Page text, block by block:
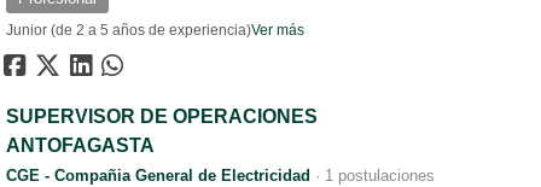
Junior (de 2 a 5 años de experiencia)Ver más
SUPERVISOR DE OPERACIONES
ANTOFAGASTA
CGE - Compañia General de Electricidad · 1 postulaciones